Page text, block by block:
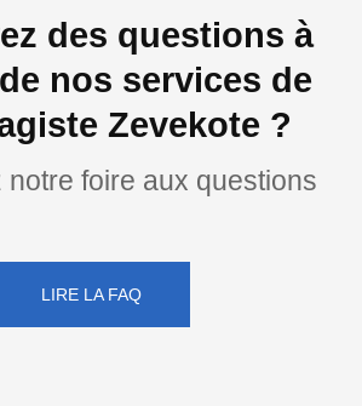
des questions à
nos services de
Zevekote ?
notre foire aux questions
LIRE LA FAQ